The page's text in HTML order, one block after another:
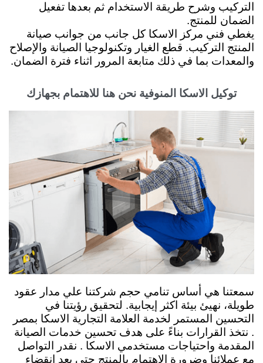
التركيب وشرح طريقة الاستخدام ثم بعدها تفعيل
الضمان للمنتج.
يغطي فني مركز الاسكا كل جانب من جوانب صيانة
المنتج التركيب. قطع الغيار وتكنولوجيا الصيانة والإصلاح
والمعدات بما في ذلك متابعة المرور اثناء فترة الضمان.
توكيل الاسكا المنوفية نحن هنا للاهتمام بجهازك
سمعتنا هي أساس تنامي حجم شركتنا علي مدار عقود
طويلة، نهيئ بيئة اكثر إيجابية. لتحقيق رؤيتنا في
التحسين المستمر لخدمة العلامة التجارية الاسكا بمصر
. نتخذ القرارات بناءً على هدف تحسين خدمات الصيانة
المقدمة واحتياجات مستخدمي الاسكا . نقدر التواصل
مع عملائنا وضرورة الاهتمام بالمنتج حتي بعد انقضاء